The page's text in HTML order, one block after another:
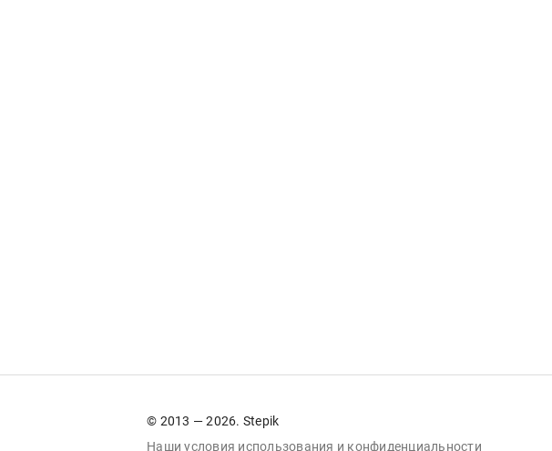
© 2013 — 2026. Stepik
Наши условия использования и конфиденциальности